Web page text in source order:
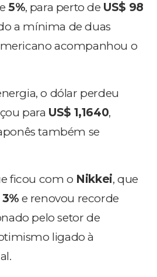
5%, para perto de US$ 98
a mínima de duas
acompanhou o
o dólar perdeu
para US$ 1,1640,
também se
ficou com o Nikkei, que
3% e renovou recorde
pelo setor de
ligado à